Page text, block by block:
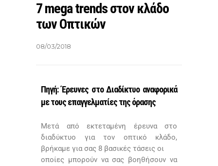
7 mega trends στον κλάδο
των Οπτικών
08/03/2018
Πηγή: Έρευνες στο Διαδίκτυο αναφορικά
με τους επαγγελματίες της όρασης
Μετά από εκτεταμένη έρευνα στο
διαδύκτυο για τον οπτικό κλάδο,
βρήκαμε για σας 8 βασικές τάσεις οι
οποίες μπορούν να σας βοηθήσουν να